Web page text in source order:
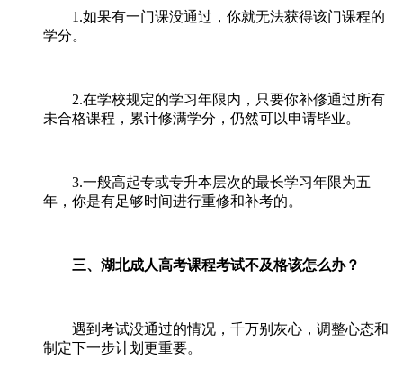
1.如果有一门课没通过，你就无法获得该门课程的
学分。
2.在学校规定的学习年限内，只要你补修通过所有
未合格课程，累计修满学分，仍然可以申请毕业。
3.一般高起专或专升本层次的最长学习年限为五
年，你是有足够时间进行重修和补考的。
三、湖北成人高考课程考试不及格该怎么办？
遇到考试没通过的情况，千万别灰心，调整心态和
制定下一步计划更重要。